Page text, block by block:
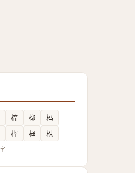
橣 槨
杩
㮮 栂 株